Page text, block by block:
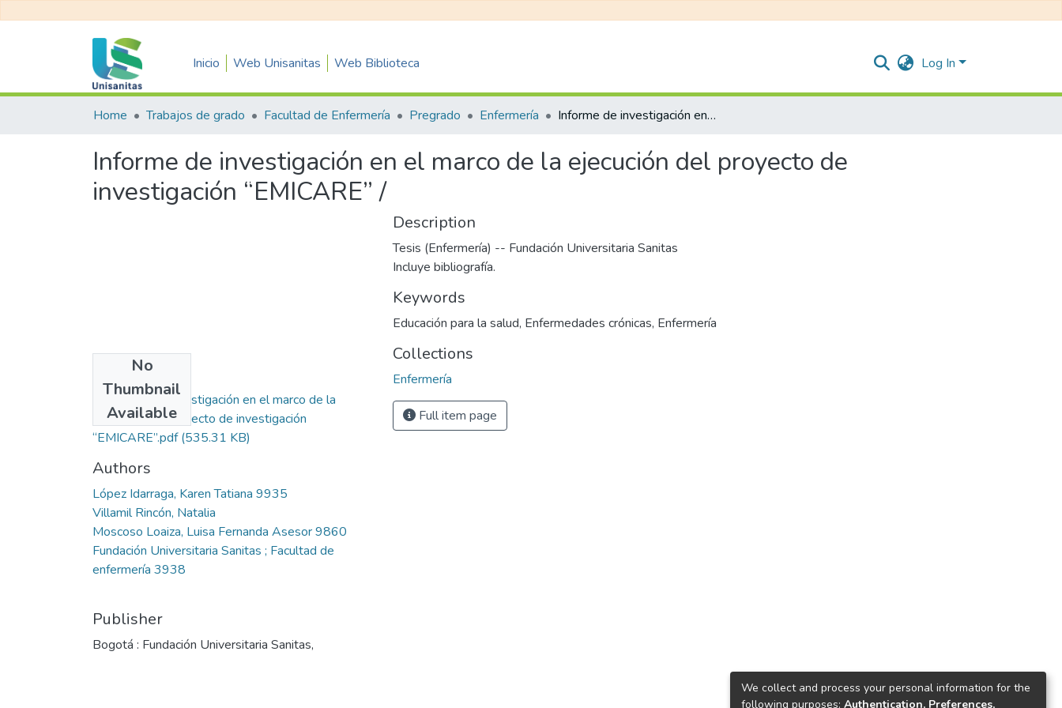
Inicio Web Unisanitas Web Biblioteca Log In
Home Trabajos de grado Facultad de Enfermería Pregrado Enfermería Informe de investigación en el marco de la ejecución del proyecto de investigación “EMICARE” /
Informe de investigación en el marco de la ejecución del proyecto de
investigación “EMICARE” /
No
Thumbnail
Available
Informe de investigación en el marco de la
ejecución del proyecto de investigación
“EMICARE”.pdf(535.31 KB)
Authors
López Idarraga, Karen Tatiana 9935
Villamil Rincón, Natalia
Moscoso Loaiza, Luisa Fernanda Asesor 9860
Fundación Universitaria Sanitas ; Facultad de
enfermería 3938
Publisher
Bogotá : Fundación Universitaria Sanitas,
Description
Tesis (Enfermería) -- Fundación Universitaria Sanitas
Incluye bibliografía.
Keywords
Educación para la salud, Enfermedades crónicas, Enfermería
Collections
Enfermería
Full item page
We collect and process your personal information for the
following purposes: Authentication, Preferences,